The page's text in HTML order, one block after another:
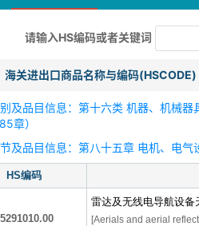
请输入HS编码或者关键词
海关进出口商品名称与编码(HSCODE)
及品目信息：第十六类 机器、机械
章）
及品目信息：第八十五章 电机、电
HS编码
雷达及无线电导航设备
[Aerials and aerial